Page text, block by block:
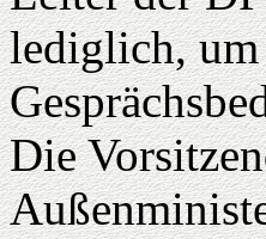
lediglich, um
Die